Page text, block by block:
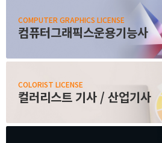
고객상담센터
지점별 홈페이지
COMPUTER GRAPHICS LICENSE
컴퓨터그래픽스운용기능사
COLORIST LICENSE
컬러리스트 기사 / 산업기사